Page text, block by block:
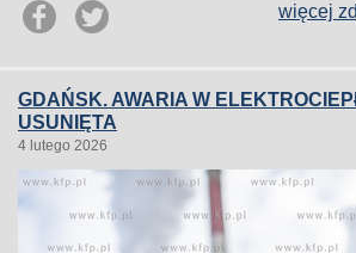
więcej
GDAŃSK. AWARIA W
USUNIĘTA
4 lutego 2026